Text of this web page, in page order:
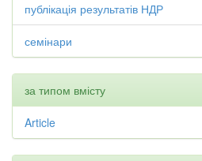
публікація результатів НДР
семінари
за типом вмісту
Article